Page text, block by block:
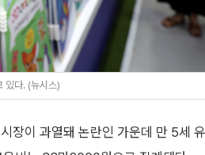
있다. (뉴시스)
장이 과열돼 논란인 가운데 만 5세